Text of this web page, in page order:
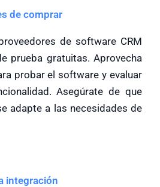
de comprar
de software CRM
prueba gratuitas. Aprovecha
probar el software y evaluar
Asegúrate de que
adapte a las necesidades de
integración